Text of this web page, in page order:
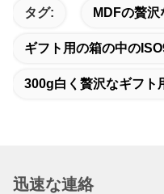
タグ: MDFの贅
ギフト用の箱の中の
300g白く贅沢なギフト
迅速な連絡